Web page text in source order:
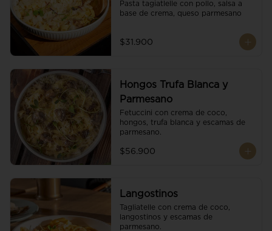
Pasta tagiatlelle con pollo, salsa a
base de crema, queso parmesano
$31.900
Hongos Trufa Blanca y
Parmesano
Fetuccini con crema de coco,
hongos, trufa blanca y escamas de
parmesano.
$56.900
Langostinos
Tagliatelle con crema de coco,
langostinos y escamas de
parmesano.